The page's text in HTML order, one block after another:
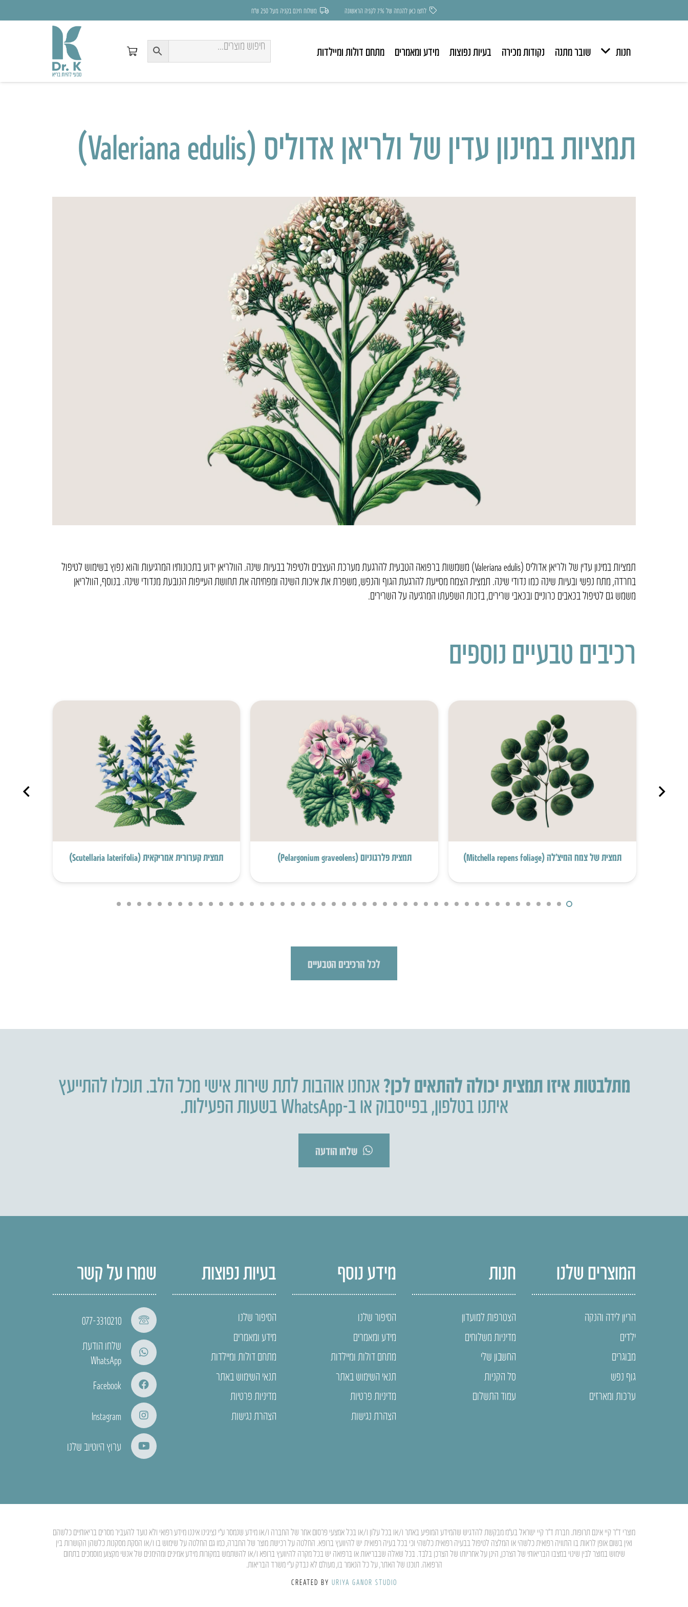
לחצו כאן להנחה של 7% לקניה הראשונה משלוח חינם בקניה מעל 250 ש״ח
חנות שובר מתנה נקודות מכירה בעיות נפוצות מידע ומאמרים מתחם דולות ומיילדות
תמציות במינון עדין של ולריאן אדוליס (Valeriana edulis)
תמציות במינון עדין של ולריאן אדוליס (Valeriana edulis) משמשות ברפואה הטבעית להרגעת מערכת העצבים ולטיפול בבעיות שינה. הוולריאן ידוע בתכונותיו המרגיעות והוא נפוץ בשימוש לטיפול
בחרדה, מתח נפשי ובעיות שינה כמו נדודי שינה. תמצית הצמח מסייעת להרגעת הגוף והנפש, משפרת את איכות השינה ומפחיתה את תחושת העייפות הנובעת מנדודי שינה. בנוסף, הוולריאן
משמש גם לטיפול בכאבים כרוניים ובכאבי שרירים, בזכות השפעתו המרגיעה על השרירים.
רכיבים טבעיים נוספים
תמצית של צמח המיצ’לה (Mitchella repens foliage) תמצית פלרגוניום (Pelargonium graveolens) תמצית קערורית אמריקאית (Scutellaria Iaterifolia)
לכל הרכיבים הטבעיים
מתלבטות איזו תמצית יכולה להתאים לכן?אנחנו אוהבות לתת שירות אישי מכל הלב. תוכלו להתייעץ
איתנו בטלפון,בפייסבוק או ב-WhatsApp בשעות הפעילות.
שלחו הודעה
המוצרים שלנו
הריון לידה והנקה
ילדים
מבוגרים
גוף נפש
ערכות ומארזים
חנות
הצטרפות למועדון
מדיניות משלוחים
החשבון שלי
סל הקניות
עמוד התשלום
מידע נוסף
הסיפור שלנו
מידע ומאמרים
מתחם דולות ומיילדות
תנאי השימוש באתר
מדיניות פרטיות
הצהרת נגישות
בעיות נפוצות
הסיפור שלנו
מידע ומאמרים
מתחם דולות ומיילדות
תנאי השימוש באתר
מדיניות פרטיות
הצהרת נגישות
שמרו על קשר
077-3310210
שלחו הודעת
WhatsApp
Facebook
Instagram
ערוץ היוטיוב שלנו
מוצרי ד”ר קיי אינם תרופות. חברת ד”ר קיי ישראל בע”מ מבקשת להדגיש שהמידע המופיע באתר ו/או בכל עלון ו/או בכל אמצעי פרסום אחר של החברה ו/או מידע שנמסר ע”י נציגינו איננו מידע רפואי ולא נועד להעביר מסרים בריאותיים כלשהם
ואין בשום אופן לראות בו התוויה רפואית כלשהי או המלצה לטיפול בבעיה רפואית כלשהי וכי בכל בעיה רפואית יש להיוועץ ברופא. החלטה על רכישת מוצר של החברה, כמו גם החלטה על שימוש בו ו/או הסקת מסקנות כלשהן הקושרות בין
שימוש במוצר לבין שינוי במצבו הבריאותי של הצרכן, הינן על אחריותו של הצרכן בלבד. בכל שאלה שבבריאות או ברפואה יש בכל מקרה להיוועץ ברופא ו/או להשתמש במקורות מידע אמינים ומהימנים של אנשי מקצוע מוסמכים בתחום
הרפואה. תוכנו של האתר, על כל הנאמר בו, מעולם לא נבדק ע”י משרד הבריאות.
CREATED BY URIYA GANOR STUDIO